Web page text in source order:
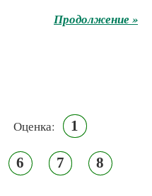
Продолжение »
Оценка: 1
6 7 8